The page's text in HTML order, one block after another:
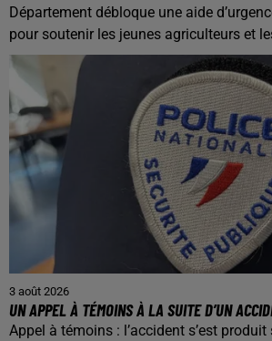
Département débloque une aide
pour soutenir les jeunes agriculteurs et
3 août 2026
UN APPEL À TÉMOINS À LA SUITE D’UN
Appel à témoins : l’accident s’est